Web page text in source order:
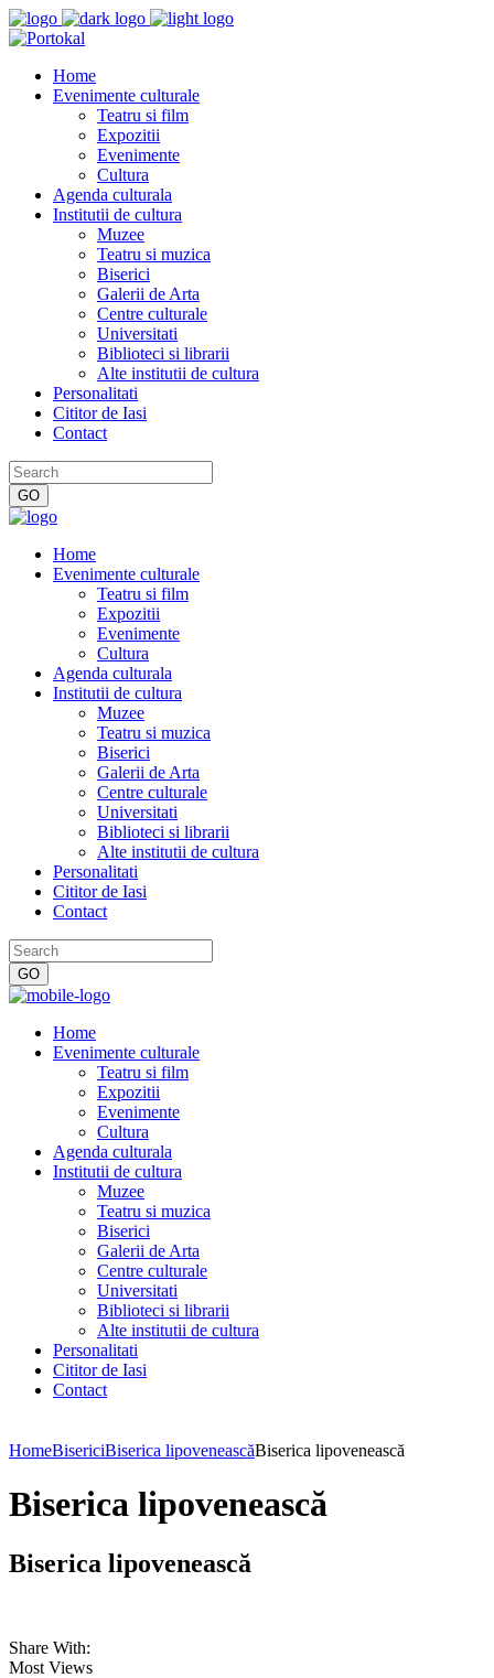
Home
Evenimente culturale
Teatru si film
Expozitii
Evenimente
Cultura
Agenda culturala
Institutii de cultura
Muzee
Teatru si muzica
Biserici
Galerii de Arta
Centre culturale
Universitati
Biblioteci si librarii
Alte institutii de cultura
Personalitati
Cititor de Iasi
Contact
Home
Evenimente culturale
Teatru si film
Expozitii
Evenimente
Cultura
Agenda culturala
Institutii de cultura
Muzee
Teatru si muzica
Biserici
Galerii de Arta
Centre culturale
Universitati
Biblioteci si librarii
Alte institutii de cultura
Personalitati
Cititor de Iasi
Contact
Home
Evenimente culturale
Teatru si film
Expozitii
Evenimente
Cultura
Agenda culturala
Institutii de cultura
Muzee
Teatru si muzica
Biserici
Galerii de Arta
Centre culturale
Universitati
Biblioteci si librarii
Alte institutii de cultura
Personalitati
Cititor de Iasi
Contact
HomeBisericiBiserica lipoveneascăBiserica lipovenească
Biserica lipovenească
Biserica lipovenească
Share With:
Most Views